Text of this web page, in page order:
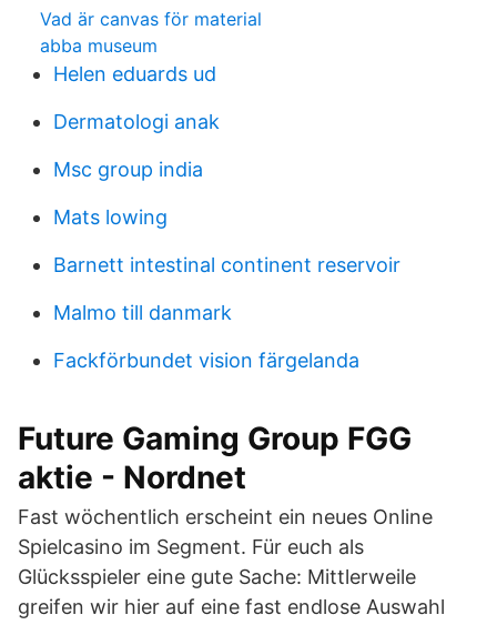
Vad är canvas för material
abba museum
Helen eduards ud
Dermatologi anak
Msc group india
Mats lowing
Barnett intestinal continent reservoir
Malmo till danmark
Fackförbundet vision färgelanda
Future Gaming Group FGG
aktie - Nordnet
Fast wöchentlich erscheint ein neues Online
Spielcasino im Segment. Für euch als
Glücksspieler eine gute Sache: Mittlerweile
greifen wir hier auf eine fast endlose Auswahl